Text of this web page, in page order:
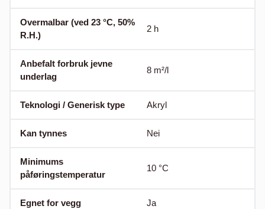
Overmalbar (ved 23 °C, 50%
R.H.)
2 h
Anbefalt forbruk jevne
underlag
8 m²/l
Teknologi / Generisk type Akryl
Kan tynnes Nei
Minimums
påføringstemperatur
10 °C
Egnet for vegg Ja